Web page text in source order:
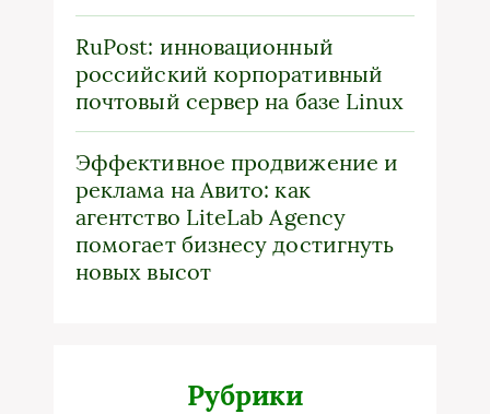
RuPost: инновационный
российский корпоративный
почтовый сервер на базе Linux
Эффективное продвижение и
реклама на Авито: как
агентство LiteLab Agency
помогает бизнесу достигнуть
новых высот
Рубрики